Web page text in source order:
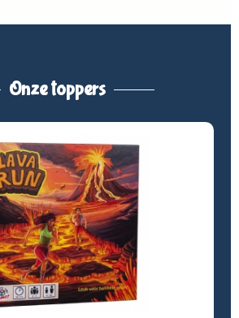
Onze toppers